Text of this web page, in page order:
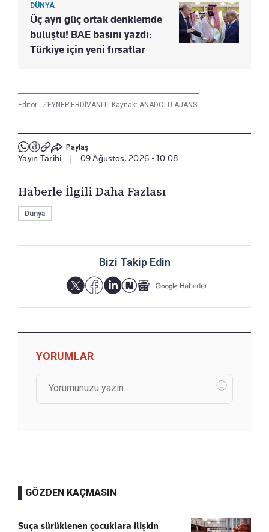
DÜNYA
Üç ayrı güç ortak denklemde
buluştu! BAE basını yazdı:
Türkiye için yeni fırsatlar
Editör : ZEYNEP ERDİVANLI Kaynak: ANADOLU AJANSI
Paylaş
Yayın Tarihi 09 Ağustos, 2026 - 10:08
Haberle İlgili Daha Fazlası
Dünya
Bizi Takip Edin
YORUMLAR
GÖZDEN KAÇMASIN
Suça sürüklenen çocuklara ilişkin